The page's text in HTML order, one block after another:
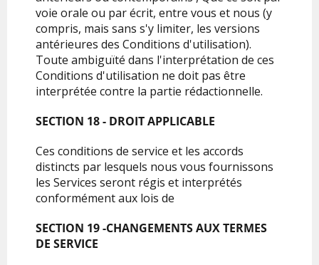
voie orale ou par écrit, entre vous et nous (y
compris, mais sans s'y limiter, les versions
antérieures des Conditions d'utilisation).
Toute ambiguïté dans l'interprétation de ces
Conditions d'utilisation ne doit pas être
interprétée contre la partie rédactionnelle.
SECTION 18 - DROIT APPLICABLE
Ces conditions de service et les accords
distincts par lesquels nous vous fournissons
les Services seront régis et interprétés
conformément aux lois de
SECTION 19 -CHANGEMENTS AUX TERMES
DE SERVICE